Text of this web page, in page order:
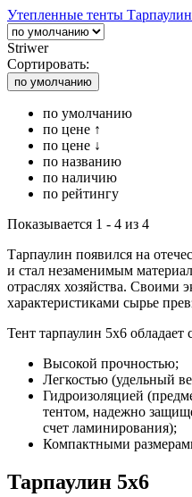
Утепленные тенты Тарпаулин
Striwer
Сортировать:
по умолчанию
по умолчанию
по цене ↑
по цене ↓
по названию
по наличию
по рейтингу
Показывается 1 - 4 из 4
Тарпаулин появился на
и стал незаменимым
отраслях хозяйства. Своими
характеристиками сырье
Тент тарпаулин 5х6
Высокой прочностью;
Легкостью (удельный
Гидроизоляцией
тентом, надежно
счет ламинирования);
Компактными
Тарпаулин 5х6